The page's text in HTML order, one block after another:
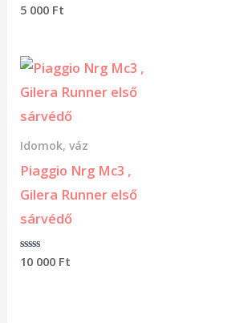
Értékelés:
5 000 Ft
Idomok, váz
Piaggio Nrg Mc3 ,
Gilera Runner első
sárvédő
Értékelés:
10 000 Ft